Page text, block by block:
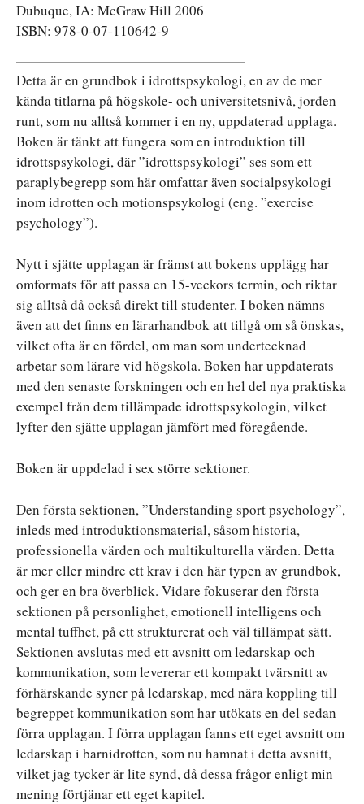
Dubuque, IA: McGraw Hill 2006
ISBN: 978-0-07-110642-9
Detta är en grundbok i idrottspsykologi, en av de mer
kända titlarna på högskole- och universitetsnivå, jorden
runt, som nu alltså kommer i en ny, uppdaterad upplaga.
Boken är tänkt att fungera som en introduktion till
idrottspsykologi, där ”idrottspsykologi” ses som ett
paraplybegrepp som här omfattar även socialpsykologi
inom idrotten och motionspsykologi (eng. ”exercise
psychology”).
Nytt i sjätte upplagan är främst att bokens upplägg har
omformats för att passa en 15-veckors termin, och riktar
sig alltså då också direkt till studenter. I boken nämns
även att det finns en lärarhandbok att tillgå om så önskas,
vilket ofta är en fördel, om man som undertecknad
arbetar som lärare vid högskola. Boken har uppdaterats
med den senaste forskningen och en hel del nya praktiska
exempel från dem tillämpade idrottspsykologin, vilket
lyfter den sjätte upplagan jämfört med föregående.
Boken är uppdelad i sex större sektioner.
Den första sektionen, ”Understanding sport psychology”,
inleds med introduktionsmaterial, såsom historia,
professionella värden och multikulturella värden. Detta
är mer eller mindre ett krav i den här typen av grundbok,
och ger en bra överblick. Vidare fokuserar den första
sektionen på personlighet, emotionell intelligens och
mental tuffhet, på ett strukturerat och väl tillämpat sätt.
Sektionen avslutas med ett avsnitt om ledarskap och
kommunikation, som levererar ett kompakt tvärsnitt av
förhärskande syner på ledarskap, med nära koppling till
begreppet kommunikation som har utökats en del sedan
förra upplagan. I förra upplagan fanns ett eget avsnitt om
ledarskap i barnidrotten, som nu hamnat i detta avsnitt,
vilket jag tycker är lite synd, då dessa frågor enligt min
mening förtjänar ett eget kapitel.